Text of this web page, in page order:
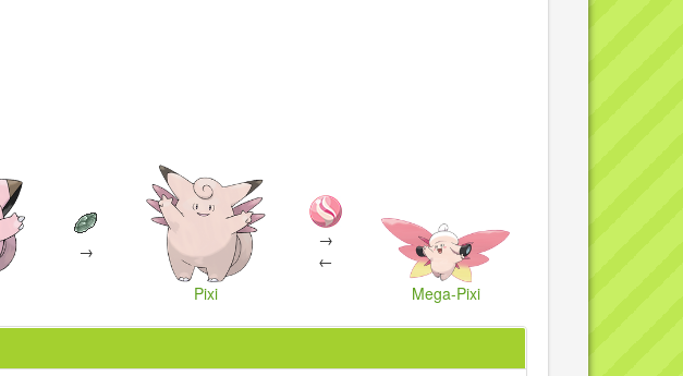
→
Pixi
→
←
Mega-Pixi